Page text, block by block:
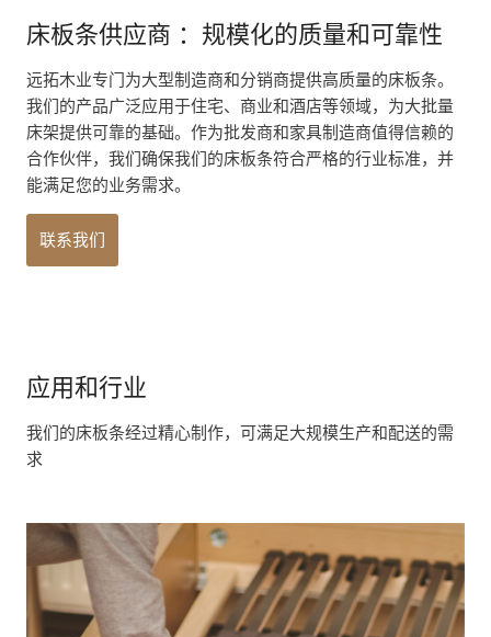
床板条供应商 ：规模化的质量和可靠性
远拓木业专门为大型制造商和分销商提供高质量的床板条。
我们的产品广泛应用于住宅、商业和酒店等领域，为大批量
床架提供可靠的基础。作为批发商和家具制造商值得信赖的
合作伙伴，我们确保我们的床板条符合严格的行业标准，并
能满足您的业务需求。
联系我们
应用和行业
我们的床板条经过精心制作，可满足大规模生产和配送的需
求